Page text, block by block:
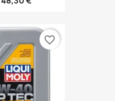
favorite_border